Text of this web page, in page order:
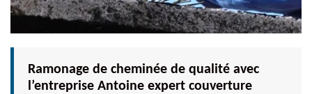
Ramonage de cheminée de qualité avec
l’entreprise Antoine expert couverture